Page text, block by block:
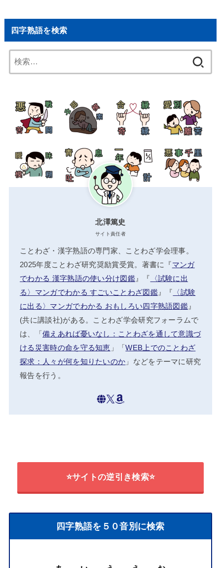
四字熟語を検索
索:
北澤篤史
サイト責任者
ことわざ・漢字熟語の専門家、ことわざ学会理事。
2025年度ことわざ研究奨励賞受賞。著書に『マンガ
でわかる 漢字熟語の使い分け図鑑』『 〈試験に出
る〉マンガでわかる すごいことわざ図鑑』『 〈試験
に出る〉マンガでわかる おもしろい四字熟語図鑑』
(共に講談社)がある。ことわざ学会研究フォーラムで
は、「備えあれば憂いなし：ことわざを通して意識づ
ける災害時の命を守る知恵 」「WEB上でのことわざ
探求：人々が何を知りたいのか 」などをテーマに研究
報告を行う。
⭐サイトの逆引き検索⭐
四字熟語を５０音別に検索